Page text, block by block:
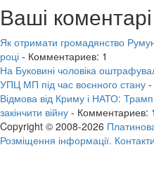
Ваші коментарі
Як отримати громадянство
році - Комментариев: 1
На Буковині чоловіка
УПЦ МП під час воєнного стану -
Відмова від Криму і НАТО:
закінчити війну - Комментариев: 1
Copyright © 2008-2026
Розміщення інформації.